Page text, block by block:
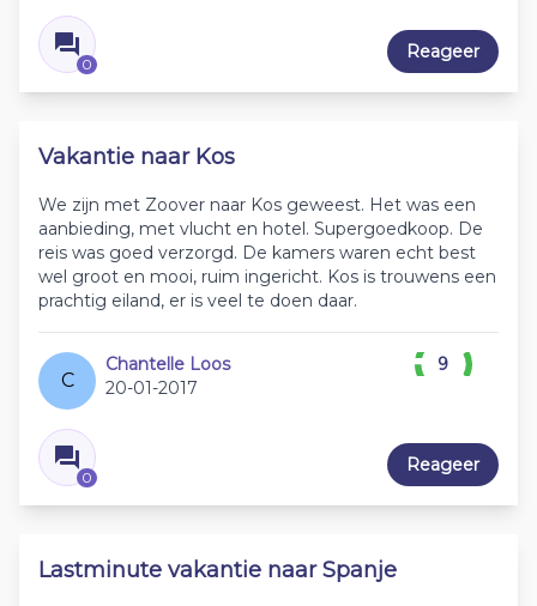
0
Reageer
Vakantie naar Kos
We zijn met Zoover naar Kos geweest. Het was een
aanbieding, met vlucht en hotel. Supergoedkoop. De
reis was goed verzorgd. De kamers waren echt best
wel groot en mooi, ruim ingericht. Kos is trouwens een
prachtig eiland, er is veel te doen daar.
C
Chantelle Loos
20-01-2017
0
9
Reageer
Lastminute vakantie naar Spanje